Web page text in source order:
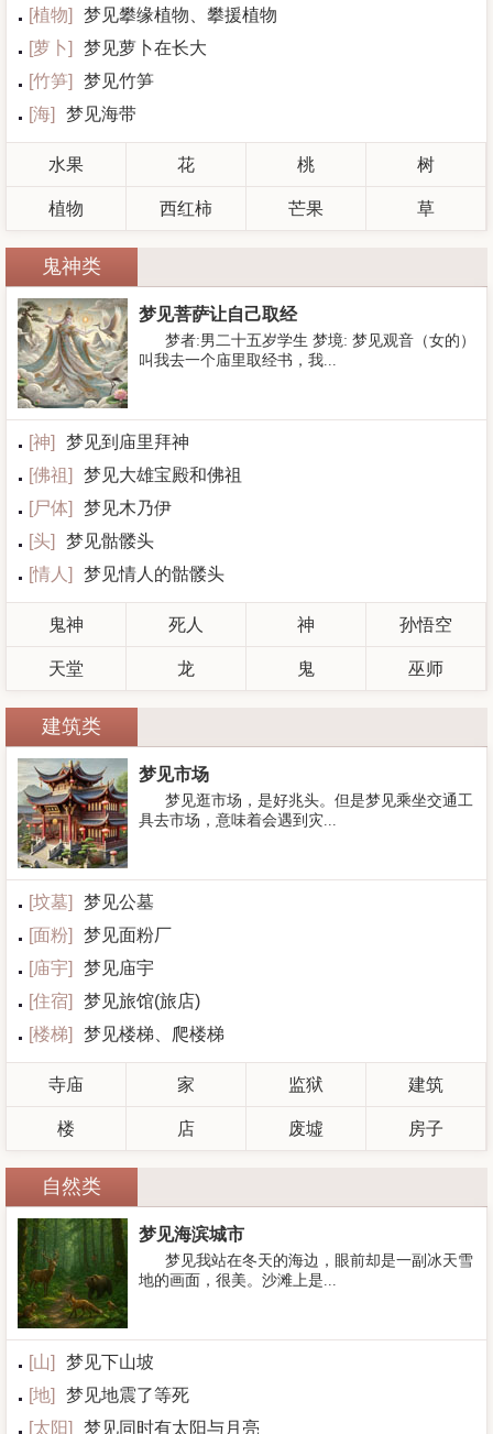
[植物]
梦见攀缘植物、攀援植物
[萝卜]
梦见萝卜在长大
[竹笋]
梦见竹笋
[海] 梦见海带
水果 花 桃 树
植物 西红柿 芒果 草
鬼神类
梦见菩萨让自己取经
梦者:男二十五岁学生 梦境: 梦见观音（女的）
叫我去一个庙里取经书，我...
[神]
梦见到庙里拜神
[佛祖]
梦见大雄宝殿和佛祖
[尸体]
梦见木乃伊
[头]
梦见骷髅头
[情人 ] 梦见情人的骷髅头
鬼神 死人 神 孙悟空
天堂 龙 鬼 巫师
建筑类
梦见市场
梦见逛市场，是好兆头。但是梦见乘坐交通工
具去市场，意味着会遇到灾...
[坟墓]
梦见公墓
[面粉]
梦见面粉厂
[庙宇]
梦见庙宇
[住宿]
梦见旅馆(旅店)
[楼梯] 梦见楼梯、爬楼梯
寺庙 家 监狱 建筑
楼 店 废墟 房子
自然类
梦见海滨城市
梦见我站在冬天的海边，眼前却是一副冰天雪
地的画面，很美。沙滩上是...
[山]
梦见下山坡
[地]
梦见地震了等死
[太阳]
梦见同时有太阳与月亮